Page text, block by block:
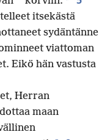
itsekästä
sydäntänne
viattoman
Eikö hän vastusta
Herran
maan